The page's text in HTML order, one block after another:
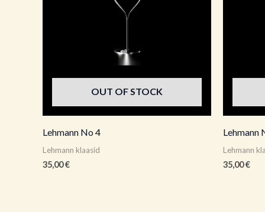
OUT OF STOCK
Lehmann No 4
Lehmann klaasid
35,00€
Lehmann
Lehmann
35,00€